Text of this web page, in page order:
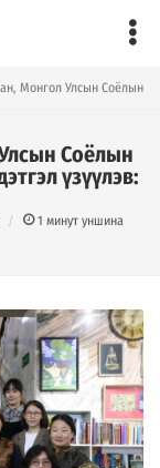
Монгол Улсын Соёлын
Соёлын
үзүүлэв:
1 минут уншина